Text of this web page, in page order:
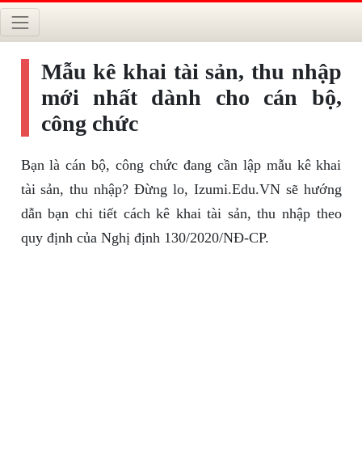
Mẫu kê khai tài sản, thu nhập
mới nhất dành cho cán bộ,
công chức
Bạn là cán bộ, công chức đang cần lập mẫu kê khai
tài sản, thu nhập? Đừng lo, Izumi.Edu.VN sẽ hướng
dẫn bạn chi tiết cách kê khai tài sản, thu nhập theo
quy định của Nghị định 130/2020/NĐ-CP.